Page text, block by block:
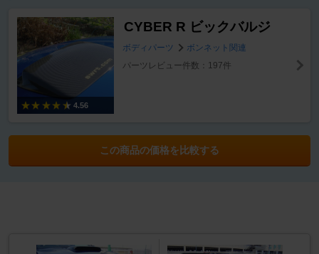
4.56
CYBER R ビックバルジ
ボディパーツ
ボンネット関連
パーツレビュー件数：197件
この商品の価格を比較する